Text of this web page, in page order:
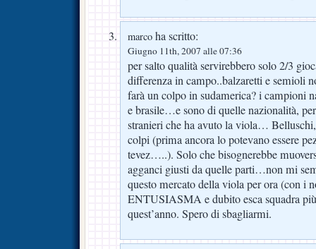
marco ha scritto:
Giugno 11th, 2007 alle 07:36
per salto qualità servirebbero solo 2/3
differenza in campo..balzaretti e semioli
farà un colpo in sudamerica? i campioni
e brasile…e sono di quelle nazionalità,
stranieri che ha avuto la viola…
colpi (prima ancora lo potevano essere
tevez…..). Solo che bisognerebbe
agganci giusti da quelle parti…non mi
questo mercato della viola per ora (con i
ENTUSIASMA e dubito esca squadra
quest’anno. Spero di sbagliarmi.